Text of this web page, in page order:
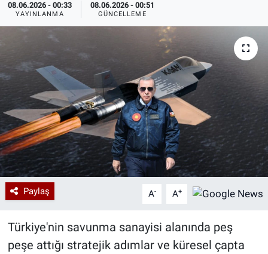
08.06.2026 - 00:33
YAYINLANMA
08.06.2026 - 00:51
GÜNCELLEME
Paylaş A- A+
Türkiye'nin savunma sanayisi alanında peş
peşe attığı stratejik adımlar ve küresel çapta
Kadın
Erişim Bilgileri
Sağlık
Teknoloji
Ramazan